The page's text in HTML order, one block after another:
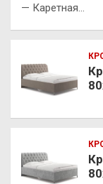
— Каретная…